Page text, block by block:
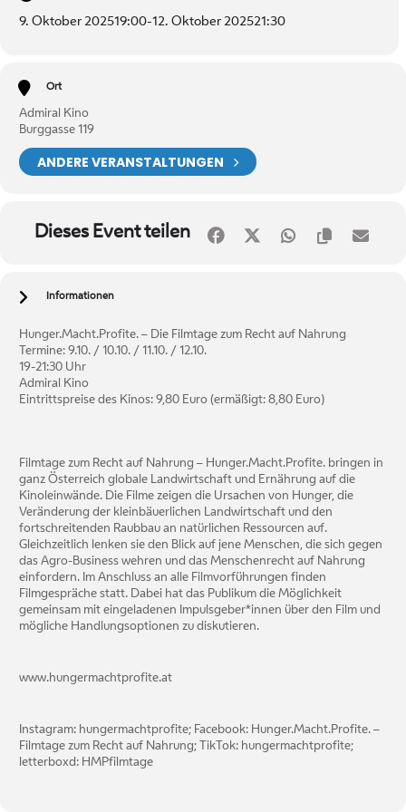
9. Oktober 202519:00-12. Oktober 202521:30
Ort
Admiral Kino
Burggasse 119
ANDERE VERANSTALTUNGEN
Dieses Event teilen
Informationen
Hunger.Macht.Profite. – Die Filmtage zum Recht auf Nahrung
Termine: 9.10. / 10.10. / 11.10. / 12.10.
19-21:30 Uhr
Admiral Kino
Eintrittspreise des Kinos: 9,80 Euro (ermäßigt: 8,80 Euro)
Filmtage zum Recht auf Nahrung – Hunger.Macht.Profite. bringen in
ganz Österreich globale Landwirtschaft und Ernährung auf die
Kinoleinwände. Die Filme zeigen die Ursachen von Hunger, die
Veränderung der kleinbäuerlichen Landwirtschaft und den
fortschreitenden Raubbau an natürlichen Ressourcen auf.
Gleichzeitlich lenken sie den Blick auf jene Menschen, die sich gegen
das Agro-Business wehren und das Menschenrecht auf Nahrung
einfordern. Im Anschluss an alle Filmvorführungen finden
Filmgespräche statt. Dabei hat das Publikum die Möglichkeit
gemeinsam mit eingeladenen Impulsgeber*innen über den Film und
mögliche Handlungsoptionen zu diskutieren.
www.hungermachtprofite.at
Instagram: hungermachtprofite; Facebook: Hunger.Macht.Profite. –
Filmtage zum Recht auf Nahrung; TikTok: hungermachtprofite;
letterboxd: HMPfilmtage